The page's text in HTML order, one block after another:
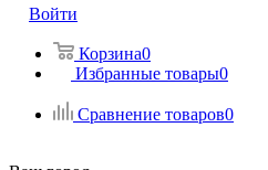
Войти
Корзина0
Избранные товары0
Сравнение товаров0